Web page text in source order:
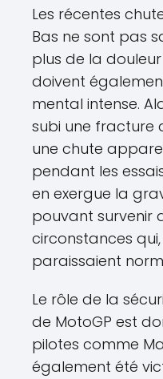
Les récentes
Bas ne sont pas
plus de la
doivent
mental intense.
subi une fracture
une chute
pendant les
en exergue la
pouvant survenir
circonstances
paraissaient
Le rôle de la
de MotoGP est
pilotes comme
également été